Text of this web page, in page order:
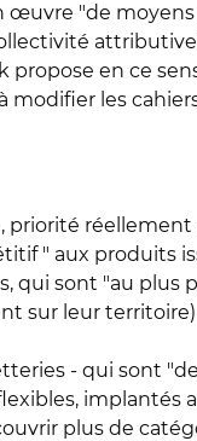
"de
en ce
les
" aux produits
sont "au plus
sur leur
- qui sont
implantés
plus de